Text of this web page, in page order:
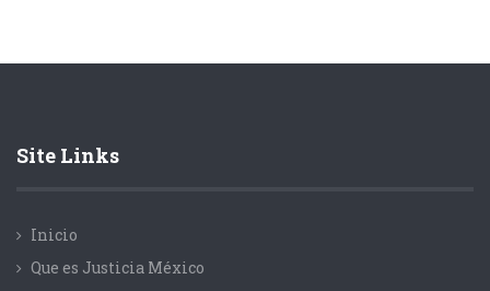
Site Links
Inicio
Que es Justicia México